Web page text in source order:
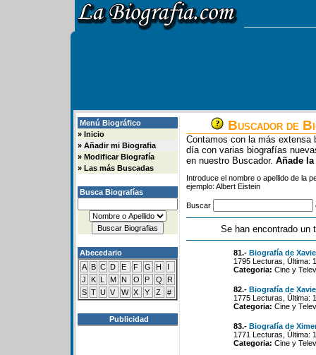
Menú Biográfico
» Inicio
» Añadir mi Biografia
» Modificar Biografía
» Las más Buscadas
Busca Biografías
Abecedario
A B C D E F G H
I
J
K L M N O P Q
R
S T U V W X Y Z #
Publicidad
Buscador de
Contamos con la más extensa
día con varias biografías
en nuestro Buscador. Añade
Introduce el nombre o apellido de la
ejemplo: Albert Eistein
Buscar
Se han encontrado un
81.- Biografía de
1795 Lecturas, Última:
Categoria: Cine y
82.- Biografía de
1775 Lecturas, Última:
Categoria: Cine y
83.- Biografía de
1771 Lecturas, Última:
Categoria: Cine y